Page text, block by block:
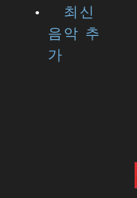
최신
음악 추
가